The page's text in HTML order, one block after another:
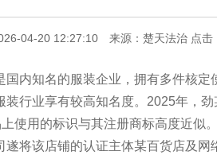
04-20 12:27:10 来源：楚天法治 点击
国内知名的服装企业，拥有多件核
行业享有较高知名度。2025年，
使用的标识与其注册商标高度近似
将该店铺的认证主体某百货店及网